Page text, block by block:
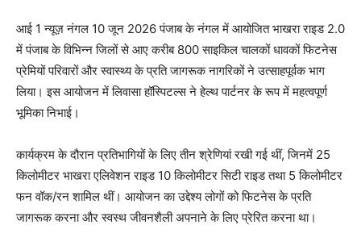
आई 1 न्यूज़ नंगल 10 जून 2026 पंजाब के नंगल में आयोजित भाखरा राइड 2.0
में पंजाब के विभिन्न जिलों से आए करीब 800 साइकिल चालकों धावकों फिटनेस
प्रेमियों परिवारों और स्वास्थ्य के प्रति जागरूक नागरिकों ने उत्साहपूर्वक भाग
लिया। इस आयोजन में लिवासा हॉस्पिटल्स ने हेल्थ पार्टनर के रूप में महत्वपूर्ण
भूमिका निभाई।
कार्यक्रम के दौरान प्रतिभागियों के लिए तीन श्रेणियां रखी गई थीं, जिनमें 25
किलोमीटर भाखरा एलिवेशन राइड 10 किलोमीटर सिटी राइड तथा 5 किलोमीटर
फन वॉक/रन शामिल थीं। आयोजन का उद्देश्य लोगों को फिटनेस के प्रति
जागरूक करना और स्वस्थ जीवनशैली अपनाने के लिए प्रेरित करना था।